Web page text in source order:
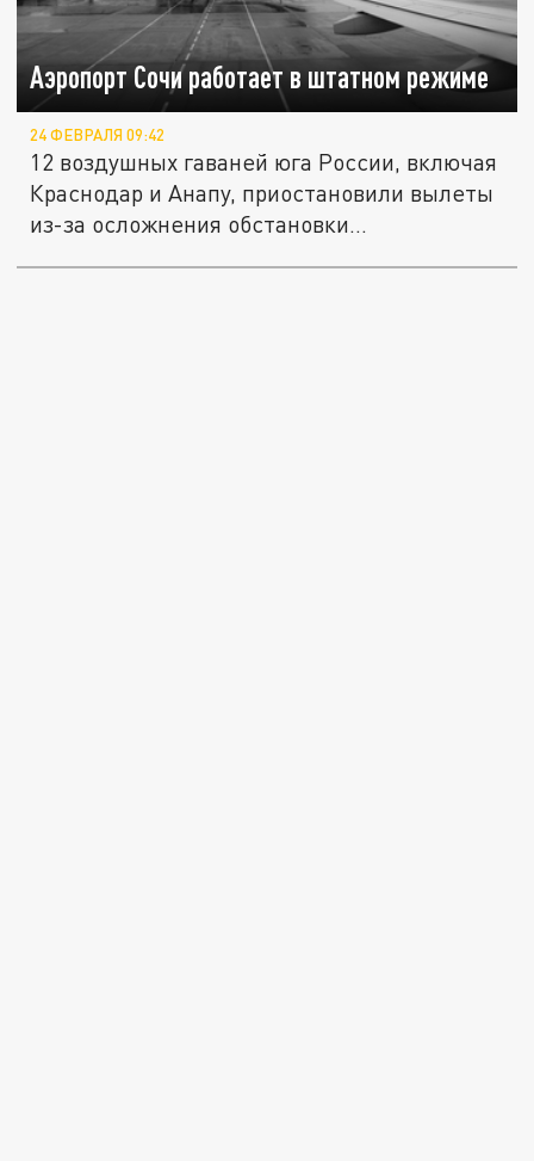
Аэропорт Сочи работает в штатном режиме
24 ФЕВРАЛЯ 09:42
12 воздушных гаваней юга России, включая
Краснодар и Анапу, приостановили вылеты
из-за осложнения обстановки...